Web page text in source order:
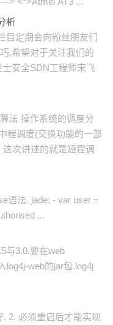
析
目定期会向粉丝朋友们
,希望对于关注我们的
安全SDN工程师宋飞
法 操作系统的调度分
程调度(交换功能的一部
次讲述的就是短程调
语法. jade: - var user =
...
与3.0.要在web
log4j-web的jar包.log4j
2. 必须重启后才能实现